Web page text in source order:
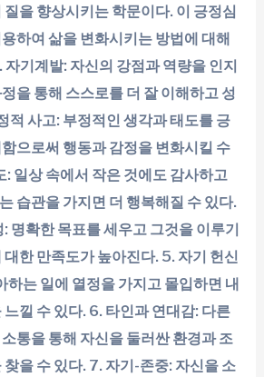
을 향상시키는 학문이다. 이 긍정심
하여 삶을 변화시키는 방법에 대해
자기계발: 자신의 강점과 역량을 인지
을 통해 스스로를 더 잘 이해하고 성
적 사고: 부정적인 생각과 태도를 긍
으로써 행동과 감정을 변화시킬 수
: 일상 속에서 작은 것에도 감사하고
습관을 가지면 더 행복해질 수 있다.
명확한 목표를 세우고 그것을 이루기
한 만족도가 높아진다. 5. 자기 헌신
하는 일에 열정을 가지고 몰입하면 내
낄 수 있다. 6. 타인과 연대감: 다른
통을 통해 자신을 둘러싼 환경과 조
을 수 있다. 7. 자기-존중: 자신을 소